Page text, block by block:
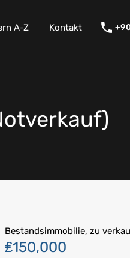
A-Z Kontakt
Bestandsimmobilie, zu
₤150,000